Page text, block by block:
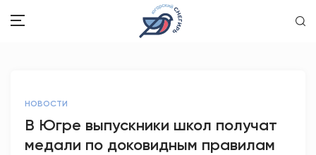
ОБРАЗОВАНИЕ
НОВОСТИ
В Югре выпускники школ получат
медали по доковидным правилам